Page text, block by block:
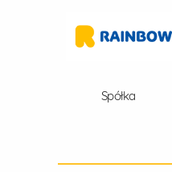
Spółka